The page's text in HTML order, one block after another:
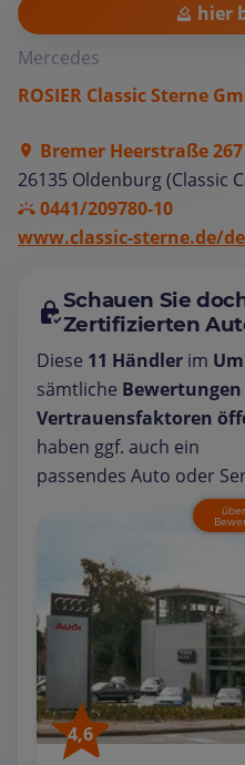
hier
Mercedes
ROSIER Classic Sterne
Bremer Heerstraße 267
26135 Oldenburg (Classic
0441/209780-10
www.classic-sterne.de/
Schauen Sie
Zertifizierten
Diese 11 Händler im
sämtliche Bewertungen
Vertrauensfaktoren
haben ggf. auch ein
passendes Auto oder
4,6